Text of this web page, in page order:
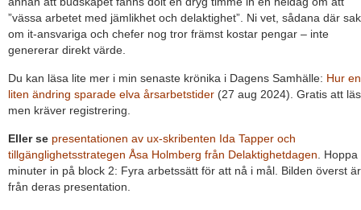
”vässa arbetet med jämlikhet och delaktighet”. Ni vet, sådana där
om it-ansvariga och chefer nog tror främst kostar pengar – inte
genererar direkt värde.
Du kan läsa lite mer i min senaste krönika i Dagens Samhälle: Hur en
liten ändring sparade elva årsarbetstider (27 aug 2024). Gratis att
men kräver registrering.
Eller se presentationen av ux-skribenten Ida Tapper och
tillgänglighetsstrategen Åsa Holmberg från Delaktighetdagen .
minuter in på block 2: Fyra arbetssätt för att nå i mål. Bilden överst är
från deras presentation.